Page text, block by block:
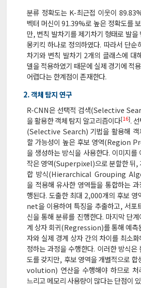
분류 정확도는 K-최근접 이웃이
벡터 머신이 91.39%로 높은 정확도를
만, 변칙 발차기를 제기차기 형태로 발을
몽키킥 하나로 정의하였다. 따라서 단순
차기와 변칙 발차기 2개의 클래스에 대
델을 적용하였기 때문에 실제 경기에 적
어렵다는 한계점이 존재한다.
2. 객체 탐지 연구
R-CNN은 선택적 검색(Selective
을 활용한 객체 탐지 알고리즘이다[16].
(Selective Search) 기법을 활용해 객
할 가능성이 높은 후보 영역(Region
을 생성하는 방식을 사용한다. 이미지를
작은 영역(Superpixel)으로 분할한 뒤,
합 방식(Hierarchical Grouping
을 적용해 유사한 영역들을 통합하는 과
행된다. 도출한 최대 2,000개의 후보 영
net을 이용하여 특징을 추출하고, 서포
신을 통해 분류를 진행한다. 마지막 단계
계 상자 회귀(Regression)를 통해 예측
자와 실제 경계 상자 간의 차이를 최소
정하는 과정을 수행한다. 이러한 방식은
도를 갖지만, 후보 영역을 개별적으로
volution) 연산을 수행해야 하므로 처
느리고 메모리 사용량이 많다는 단점이